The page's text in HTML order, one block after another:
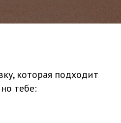
которая подходит
тебе: